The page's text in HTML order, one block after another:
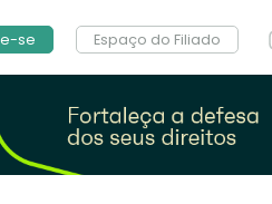
se Espaço do Filiado